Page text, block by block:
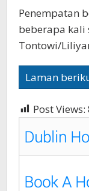
Penempatan
beberapa kali
Tontowi/
Laman
Post Views: